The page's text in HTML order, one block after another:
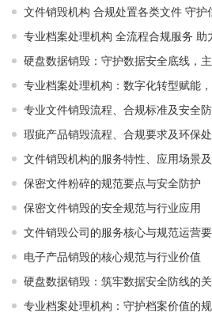
文件销毁机构 合规处置各类文件 守护
专业档案处理机构 全流程合规服务 助
硬盘数据销毁：守护数据安全底线，
专业档案处理机构：数字化转型赋能，主
专业文件销毁流程、合规标准及安全
瑕疵产品销毁流程、合规要求及环保
文件销毁机构的服务特性、应用场景
保密文件粉碎的规范要点与安全防护
保密文件销毁的安全规范与行业应用
文件销毁公司的服务核心与规范运营
电子产品销毁的核心规范与行业价值
硬盘数据销毁：筑牢数据安全防线的
专业档案处理机构：守护档案价值的